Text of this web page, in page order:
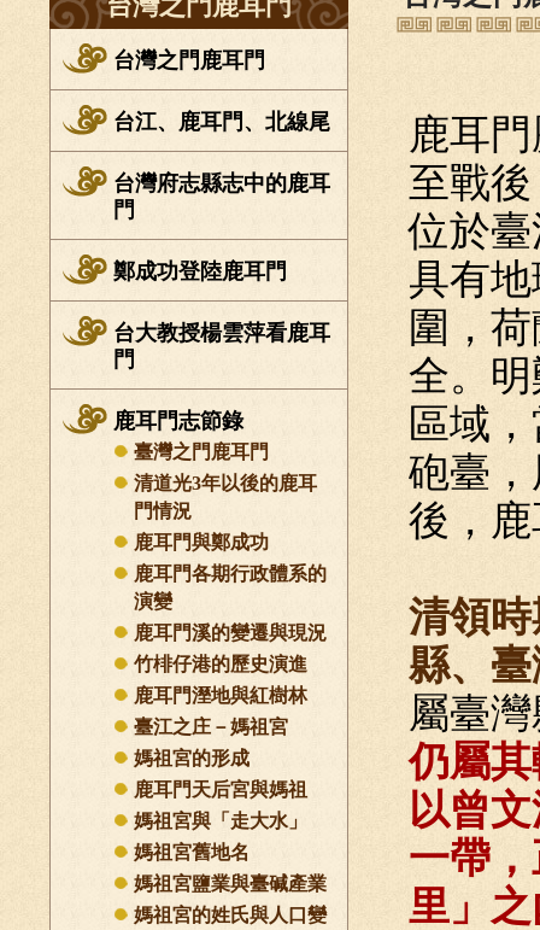
台灣之門鹿耳門
台江、鹿耳門、北線尾
台灣府志縣志中的鹿耳
門
鄭成功登陸鹿耳門
台大教授楊雲萍看鹿耳
門
鹿耳門志節錄
臺灣之門鹿耳門
清道光3年以後的鹿耳
門情況
鹿耳門與鄭成功
鹿耳門各期行政體系的
演變
鹿耳門溪的變遷與現況
竹棑仔港的歷史演進
鹿耳門溼地與紅樹林
臺江之庄－媽祖宮
媽祖宮的形成
鹿耳門天后宮與媽祖
媽祖宮與「走大水」
媽祖宮舊地名
媽祖宮鹽業與臺碱產業
媽祖宮的姓氏與人口變
鹿耳
至戰
位於
具有
圍，
全。
區域
砲臺
後，
清領
縣、
屬臺
仍屬
以曾
一帶
里」